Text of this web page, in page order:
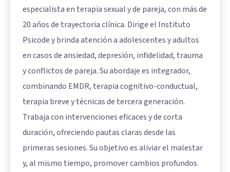
especialista en terapia sexual y de pareja, con más de
20 años de trayectoria clínica. Dirige el Instituto
Psicode y brinda atención a adolescentes y adultos
en casos de ansiedad, depresión, infidelidad, trauma
y conflictos de pareja. Su abordaje es integrador,
combinando EMDR, terapia cognitivo-conductual,
terapia breve y técnicas de tercera generación.
Trabaja con intervenciones eficaces y de corta
duración, ofreciendo pautas claras desde las
primeras sesiones. Su objetivo es aliviar el malestar
y, al mismo tiempo, promover cambios profundos